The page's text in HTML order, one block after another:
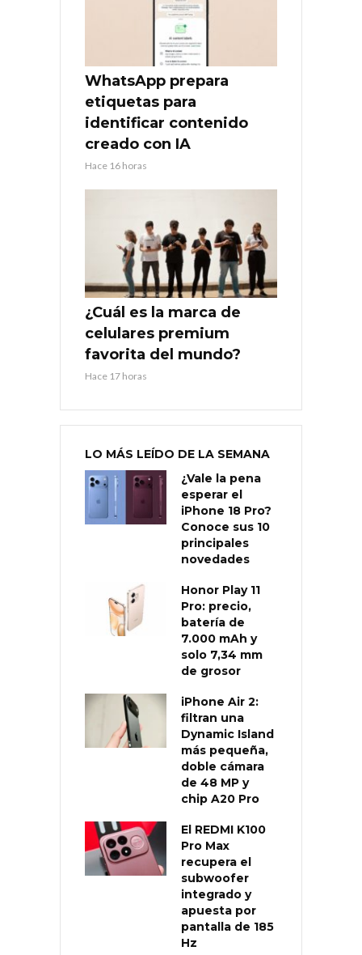
WhatsApp prepara
etiquetas para
identificar contenido
creado con IA
Hace 16 horas
¿Cuál es la marca de
celulares premium
favorita del mundo?
Hace 17 horas
LO MÁS LEÍDO DE LA SEMANA
¿Vale la pena
esperar el
iPhone 18 Pro?
Conoce sus 10
principales
novedades
Honor Play 11
Pro: precio,
batería de
7.000 mAh y
solo 7,34 mm
de grosor
iPhone Air 2:
filtran una
Dynamic Island
más pequeña,
doble cámara
de 48 MP y
chip A20 Pro
El REDMI K100
Pro Max
recupera el
subwoofer
integrado y
apuesta por
pantalla de 185
Hz